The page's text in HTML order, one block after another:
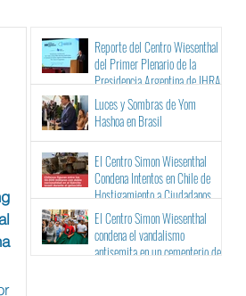
Reporte del Centro Wiesenthal
del Primer Plenario de la
Presidencia Argentina de IHRA
Luces y Sombras de Yom
Hashoa en Brasil
El Centro Simon Wiesenthal
Condena Intentos en Chile de
Hostigamiento a Ciudadanos
Israelíes y Binacionales ante sus
Tribunales
El Centro Simon Wiesenthal
condena el vandalismo
antisemita en un cementerio de